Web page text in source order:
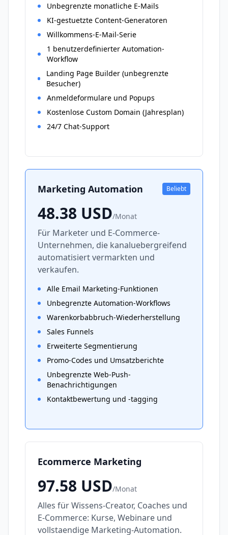
Unbegrenzte monatliche E-Mails
KI-gestuetzte Content-Generatoren
Willkommens-E-Mail-Serie
1 benutzerdefinierter Automation-
Workflow
Landing Page Builder (unbegrenzte
Besucher)
Anmeldeformulare und Popups
Kostenlose Custom Domain (Jahresplan)
24/7 Chat-Support
Marketing Automation Beliebt
48.38 USD/Monat
Für Marketer und E-Commerce-
Unternehmen, die kanaluebergreifend
automatisiert vermarkten und
verkaufen.
Alle Email Marketing-Funktionen
Unbegrenzte Automation-Workflows
Warenkorbabbruch-Wiederherstellung
Sales Funnels
Erweiterte Segmentierung
Promo-Codes und Umsatzberichte
Unbegrenzte Web-Push-
Benachrichtigungen
Kontaktbewertung und -tagging
Ecommerce Marketing
97.58 USD/Monat
Alles für Wissens-Creator, Coaches und
E-Commerce: Kurse, Webinare und
vollstaendige Marketing-Automation.